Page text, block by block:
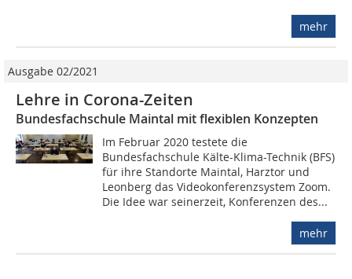
mehr
Ausgabe 02/2021
Lehre in Corona-Zeiten
Bundesfachschule Maintal mit flexiblen Konzepten
Im Februar 2020 testete die
Bundesfachschule Kälte-Klima-Technik (BFS)
für ihre Standorte Maintal, Harztor und
Leonberg das Videokonferenzsystem Zoom.
Die Idee war seinerzeit, Konferenzen des...
mehr